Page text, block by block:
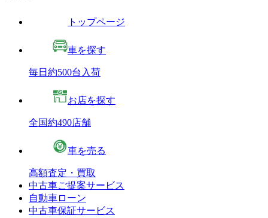
トップページ
車を探す
毎日約500台入荷
お店を探す
全国約490店舗
車を売る
高額査定・買取
中古車ご提案サービス
自動車ローン
中古車保証サービス